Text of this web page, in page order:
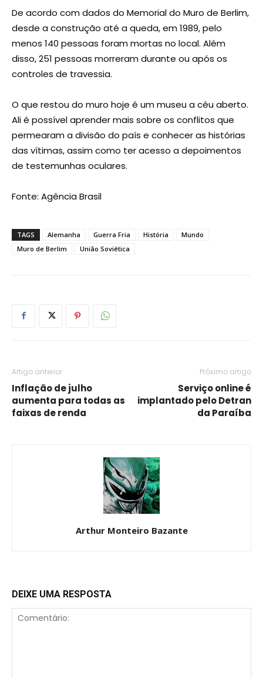
De acordo com dados do Memorial do Muro de Berlim,
desde a construção até a queda, em 1989, pelo
menos 140 pessoas foram mortas no local. Além
disso, 251 pessoas morreram durante ou após os
controles de travessia.
O que restou do muro hoje é um museu a céu aberto.
Ali é possível aprender mais sobre os conflitos que
permearam a divisão do país e conhecer as histórias
das vítimas, assim como ter acesso a depoimentos
de testemunhas oculares.
Fonte: Agência Brasil
TAGS Alemanha Guerra Fria História
Mundo
Muro de Berlim
União Soviética
Artigo anterior
Inflação de julho
aumenta para todas as
faixas de renda
Próximo artigo
Serviço online é
implantado pelo Detran
da Paraíba
Arthur Monteiro Bazante
DEIXE UMA RESPOSTA